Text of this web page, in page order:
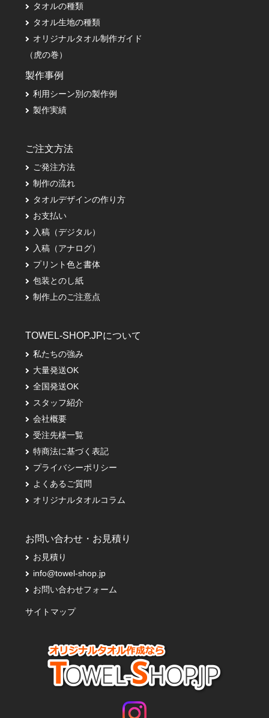
タオルの種類
タオル生地の種類
オリジナルタオル制作ガイド
（虎の巻）
製作事例
利用シーン別の製作例
製作実績
ご注文方法
ご発注方法
制作の流れ
タオルデザインの作り方
お支払い
入稿（デジタル）
入稿（アナログ）
プリント色と書体
包装とのし紙
制作上のご注意点
TOWEL-SHOP.JPについて
私たちの強み
大量発送OK
全国発送OK
スタッフ紹介
会社概要
受注先様一覧
特商法に基づく表記
プライバシーポリシー
よくあるご質問
オリジナルタオルコラム
お問い合わせ・お見積り
お見積り
info@towel-shop.jp
お問い合わせフォーム
サイトマップ